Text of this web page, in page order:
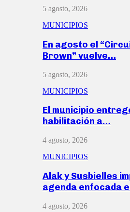
5 agosto, 2026
MUNICIPIOS
En agosto el
Brown” vuelve…
5 agosto, 2026
MUNICIPIOS
El municipio
habilitación a…
4 agosto, 2026
MUNICIPIOS
Alak y Susbielles
agenda enfocada
4 agosto, 2026